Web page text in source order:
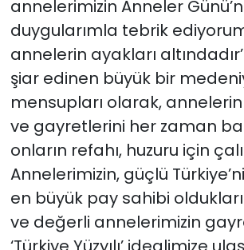
annelerimizin Anneler
duygularımla tebrik
annelerin ayakları
şiar edinen büyük bir
mensupları olarak,
ve gayretlerini her zaman
onların refahı, huzuru için
Annelerimizin, güçlü
en büyük pay sahibi
ve değerli annelerimizin